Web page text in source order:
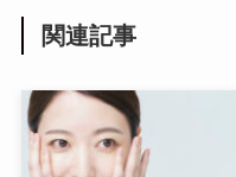
関連記事